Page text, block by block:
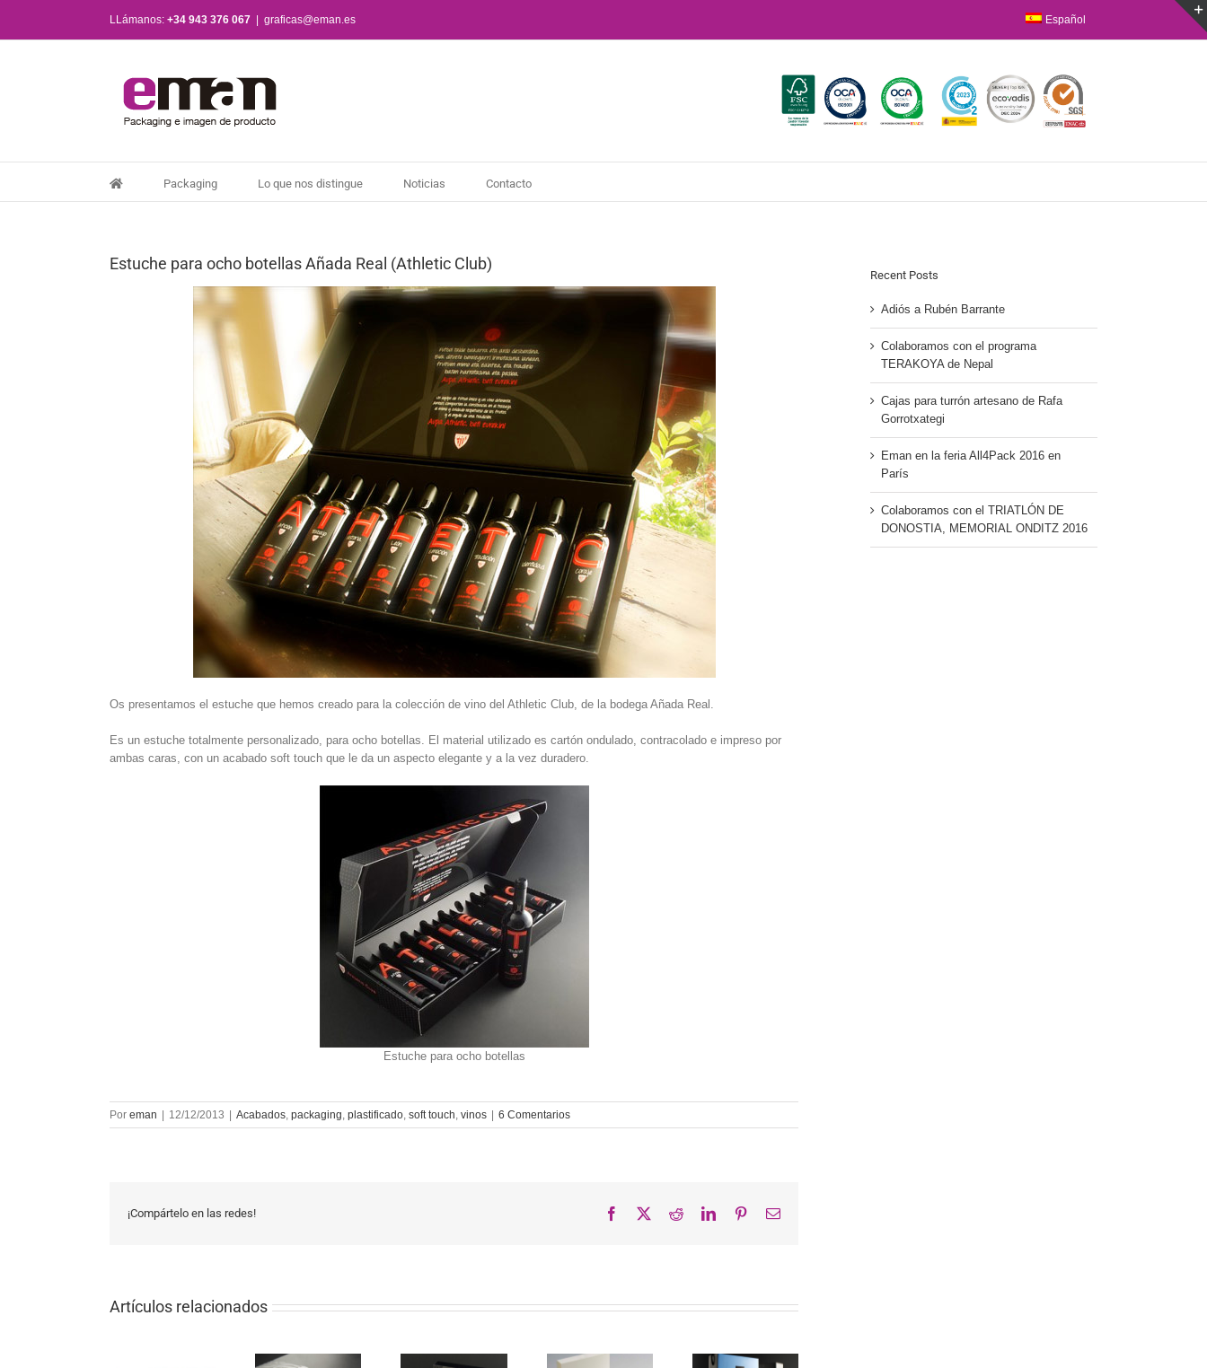
contenido
LLámanos: +34 943 376 067 graficas@eman.es Español
Packaging Lo que nos distingue Noticias Contacto
Estuche para ocho botellas Añada Real (Athletic Club)
Os presentamos el estuche que hemos creado para la colección de vino del Athletic Club, de la bodega Añada Real.
Es un estuche totalmente personalizado, para ocho botellas. El material utilizado es cartón ondulado, contracolado e impreso por
ambas caras, con un acabado soft touch que le da un aspecto elegante y a la vez duradero.
Estuche para ocho botellas
Por eman 12/12/2013 Acabados, packaging, plastificado, soft touch, vinos 6 Comentarios
¡Compártelo en las redes! Facebook RedditLinkedInPinterestCorreo
Artículos relacionados
Recent Posts
Adiós a Rubén Barrante
Colaboramos con el programa
TERAKOYA de Nepal
Cajas para turrón artesano de Rafa
Gorrotxategi
Eman en la feria All4Pack 2016 en
París
Colaboramos con el TRIATLÓN DE
DONOSTIA, MEMORIAL ONDITZ 2016